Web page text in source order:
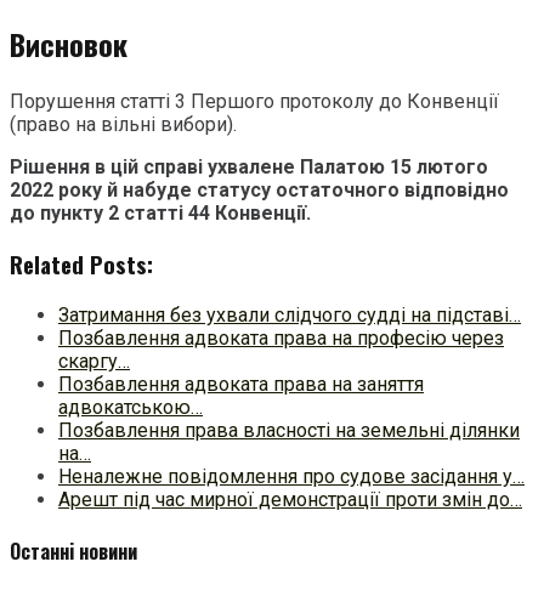
Висновок
Порушення статті 3 Першого протоколу до Конвенції
(право на вільні вибори).
Рішення в цій справі ухвалене Палатою 15 лютого
2022 року й набуде статусу остаточного відповідно
до пункту 2 статті 44 Конвенції.
Related Posts:
Затримання без ухвали слідчого судді на підставі…
Позбавлення адвоката права на професію через
скаргу…
Позбавлення адвоката права на заняття
адвокатською…
Позбавлення права власності на земельні ділянки
на…
Неналежне повідомлення про судове засідання у…
Арешт під час мирної демонстрації проти змін до…
Останні новини